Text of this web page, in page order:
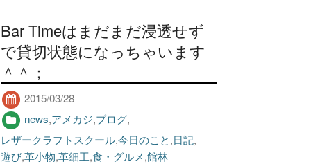
Bar Timeはまだまだ浸透せず
で貸切状態になっちゃいます
＾＾；
2015/03/28
news,アメカジ,ブログ,
レザークラフトスクール,今日のこと,日記,
遊び,革小物,革細工,食・グルメ,館林